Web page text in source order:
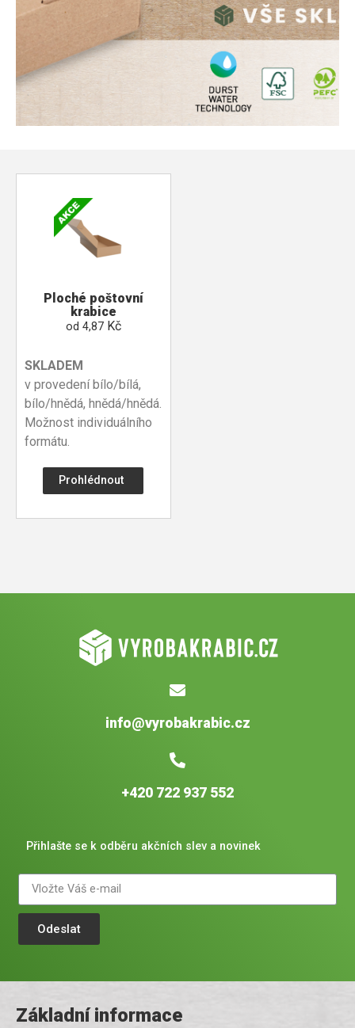
Ploché poštovní
krabice
od 4,87 Kč
SKLADEM
v provedení bílo/bílá,
bílo/hnědá, hnědá/hnědá.
Možnost individuálního
formátu.
Prohlédnout
info@vyrobakrabic.cz
+420 722 937 552
Přihlašte se k odběru akčních slev a novinek
Odeslat
Základní informace